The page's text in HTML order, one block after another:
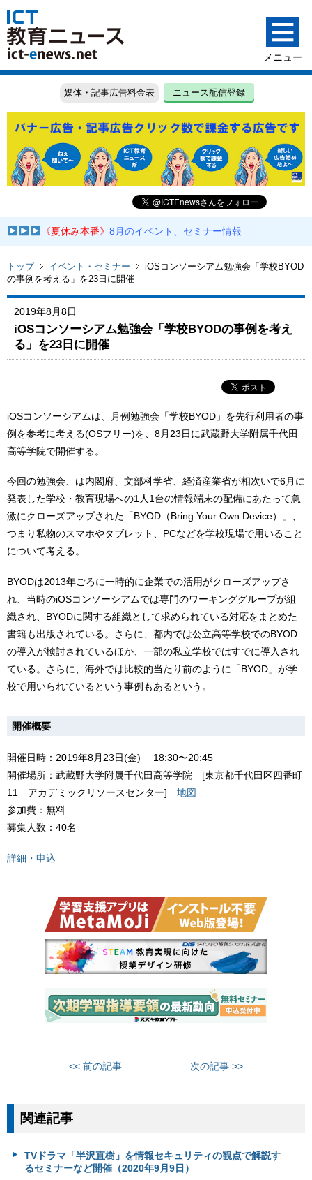
媒体・記事広告料金表 ニュース配信登録
《夏休み本番》8月のイベント、セミナー情報
トップ イベント・セミナー
iOSコンソーシアム勉強会「学校BYOD
の事例を考える」を23日に開催
2019年8月8日
iOSコンソーシアム勉強会「学校BYODの事例を考え
る」を23日に開催
iOSコンソーシアムは、月例勉強会「学校BYOD」を先行利用者の事
例を参考に考える(OSフリー)を、8月23日に武蔵野大学附属千代田
高等学院で開催する。
今回の勉強会、は内閣府、文部科学省、経済産業省が相次いで6月に
発表した学校・教育現場への1人1台の情報端末の配備にあたって急
激にクローズアップされた「BYOD（Bring Your Own Device）」、
つまり私物のスマホやタブレット、PCなどを学校現場で用いること
について考える。
BYODは2013年ごろに一時的に企業での活用がクローズアップさ
れ、当時のiOSコンソーシアムでは専門のワーキンググループが組
織され、BYODに関する組織として求められている対応をまとめた
書籍も出版されている。さらに、都内では公立高等学校でのBYOD
の導入が検討されているほか、一部の私立学校ではすでに導入され
ている。さらに、海外では比較的当たり前のように「BYOD」が学
校で用いられているという事例もあるという。
開催概要
開催日時：2019年8月23日(金) 18:30〜20:45
開催場所：武蔵野大学附属千代田高等学院 [東京都千代田区四番町
11 アカデミックリソースセンター] 地図
参加費：無料
募集人数：40名
詳細・申込
<< 前の記事 次の記事 >>
関連記事
TVドラマ「半沢直樹」を情報セキュリティの観点で解説す
るセミナーなど開催（2020年9月9日）